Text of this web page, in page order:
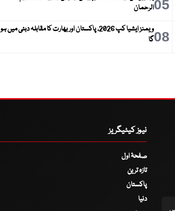
05الرحمان
08
ویمنز ایشیا کپ 2026، پاکستان اور بھارت کا مقابلہ دبئی میں ہو
گا
نیوز کیٹیگریز
صفحۂ اول
تازہ ترین
پاکستان
دنیا